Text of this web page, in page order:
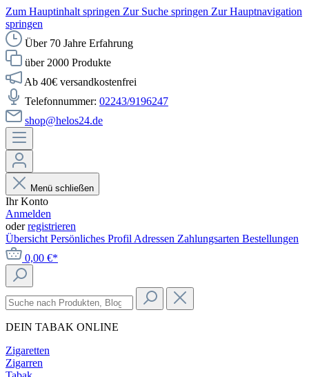
Zum Hauptinhalt springen Zur Suche springen Zur Hauptnavigation
springen
Über 70 Jahre Erfahrung
über 2000 Produkte
Ab 40€ versandkostenfrei
Telefonnummer: 02243/9196247
shop@helos24.de
Menü schließen
Ihr Konto
Anmelden
oderregistrieren
Übersicht Persönliches Profil Adressen Zahlungsarten Bestellungen
0,00 €*
DEIN TABAK ONLINE
Zigaretten
Zigarren